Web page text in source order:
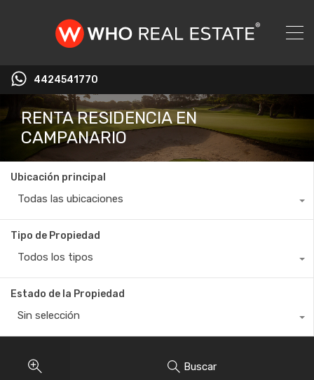
4424541770
RENTA RESIDENCIA EN
CAMPANARIO
Ubicación principal
Todas las ubicaciones
Tipo de Propiedad
Todos los tipos
Estado de la Propiedad
Sin selección
Buscar